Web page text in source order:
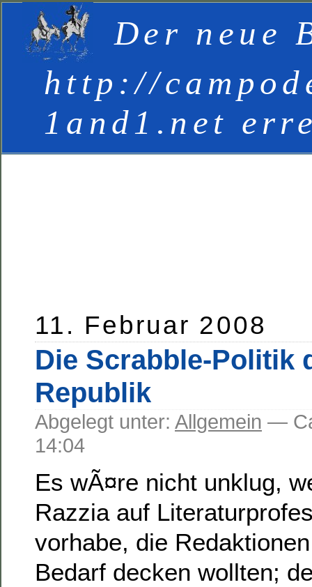
Der neue
http://
1and1.net
11. Februar 2008
Die Scrabble-Politik
Republik
Abgelegt unter: Allgemein —
14:04
Es wÃ¤re nicht unklug,
Razzia auf
vorhabe, die
Bedarf decken wollten;